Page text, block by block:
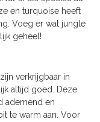
en turquoise heeft
Voeg er wat jungle
geheel!
verkrijgbaar in
altijd goed. Deze
ademend en
te warm aan. Voor